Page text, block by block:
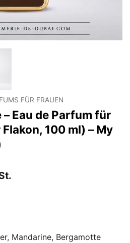
FÜR FRAUEN
Eau de Parfum für
100 ml) – My
Mandarine, Bergamotte